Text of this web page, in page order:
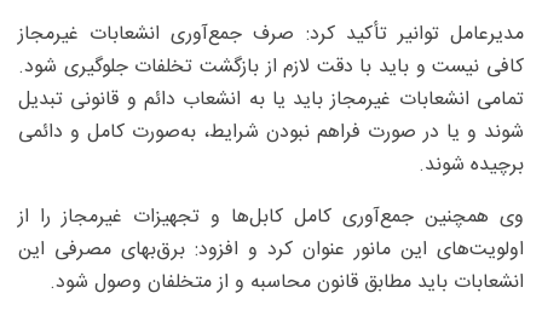
مدیرعامل توانیر تأکید کرد: صرف جمع‌آوری انشعابات غیرمجاز
کافی نیست و باید با دقت لازم از بازگشت تخلفات جلوگیری شود.
تمامی انشعابات غیرمجاز باید یا به انشعاب دائم و قانونی تبدیل
شوند و یا در صورت فراهم نبودن شرایط، به‌صورت کامل و دائمی
برچیده شوند.
وی همچنین جمع‌آوری کامل کابل‌ها و تجهیزات غیرمجاز را از
اولویت‌های این مانور عنوان کرد و افزود: برق‌بهای مصرفی این
انشعابات باید مطابق قانون محاسبه و از متخلفان وصول شود.